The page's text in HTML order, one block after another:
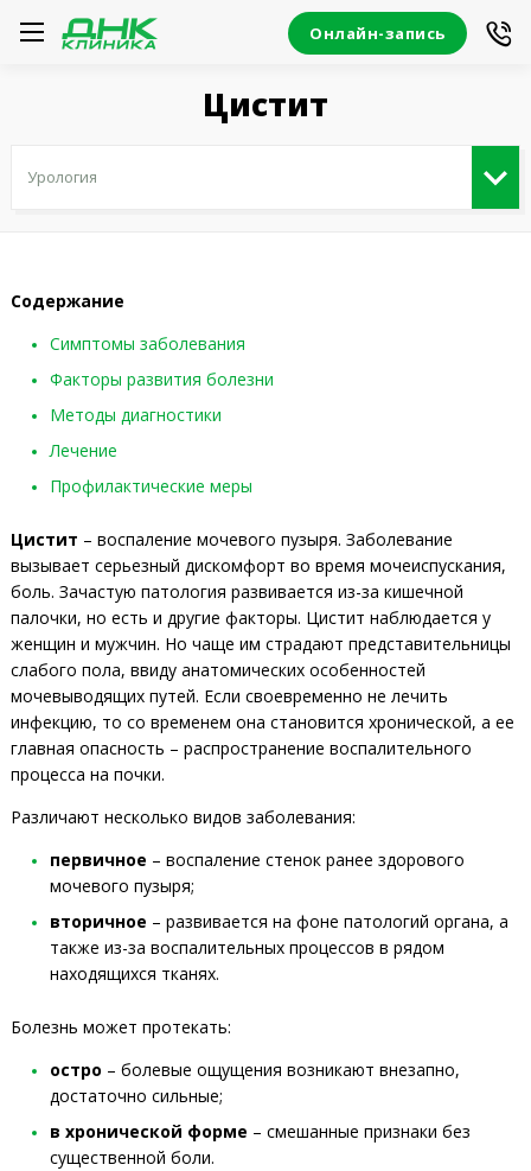
Онлайн-запись
Цистит
Содержание
Симптомы заболевания
Факторы развития болезни
Методы диагностики
Лечение
Профилактические меры
Цистит – воспаление мочевого пузыря. Заболевание
вызывает серьезный дискомфорт во время мочеиспускания,
боль. Зачастую патология развивается из-за кишечной
палочки, но есть и другие факторы. Цистит наблюдается у
женщин и мужчин. Но чаще им страдают представительницы
слабого пола, ввиду анатомических особенностей
мочевыводящих путей. Если своевременно не лечить
инфекцию, то со временем она становится хронической, а ее
главная опасность – распространение воспалительного
процесса на почки.
Различают несколько видов заболевания:
первичное – воспаление стенок ранее здорового
мочевого пузыря;
вторичное – развивается на фоне патологий органа, а
также из-за воспалительных процессов в рядом
находящихся тканях.
Болезнь может протекать:
остро – болевые ощущения возникают внезапно,
достаточно сильные;
в хронической форме – смешанные признаки без
существенной боли.